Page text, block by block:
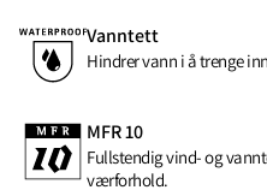
Vanntett
Hindrer vann i å trenge
MFR 10
Fullstendig vind- og
værforhold.